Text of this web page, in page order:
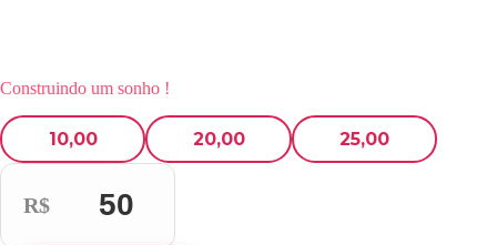
Construindo um sonho !
10,00 20,00 25,00
R$